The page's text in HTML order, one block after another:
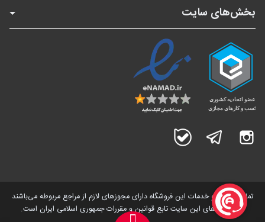
بخش‌های سایت
اینستاگرام تلگرام
تمامی کالاها و خدمات این فروشگاه دارای مجوز‌های لازم از مراجع مربوطه می‌باشند
و فعالیت های این سایت تابع قوانین و مقررات جمهوری اسلامی ایران است.